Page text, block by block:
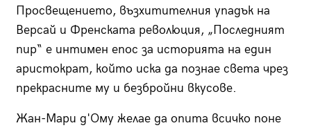
Просвещението, възхитителния упадък на
Версай и Френската революция, „Последният
пир“ е интимен епос за историята на един
аристократ, който иска да познае света чрез
прекрасните му и безбройни вкусове.
Жан-Мари д'Ому желае да опита всичко поне